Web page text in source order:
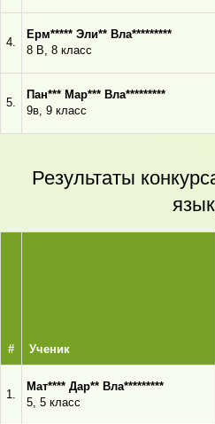
4.
Ерм***** Эли** Вла*********
8 В, 8 класс
5.
Пан*** Мар*** Вла*********
9в, 9 класс
Результаты
# Ученик
1.
Мат**** Дар** Вла*********
5, 5 класс